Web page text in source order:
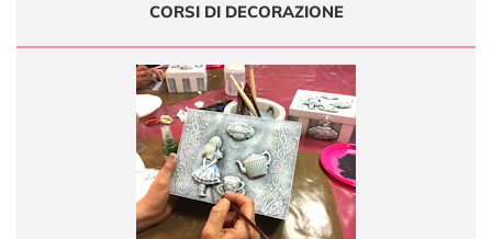
CORSI DI DECORAZIONE